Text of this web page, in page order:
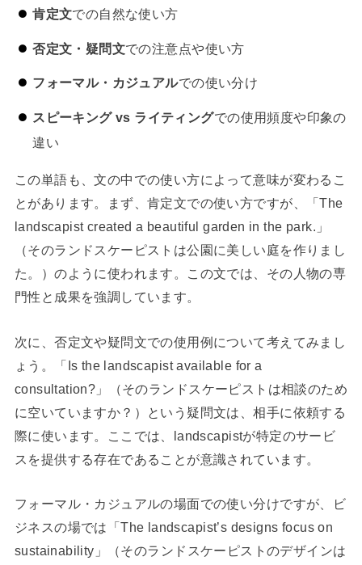
肯定文での自然な使い方
否定文・疑問文での注意点や使い方
フォーマル・カジュアルでの使い分け
スピーキング vs ライティングでの使用頻度や印象の
違い
この単語も、文の中での使い方によって意味が変わるこ
とがあります。まず、肯定文での使い方ですが、「The
landscapist created a beautiful garden in the park.」
（そのランドスケーピストは公園に美しい庭を作りまし
た。）のように使われます。この文では、その人物の専
門性と成果を強調しています。
次に、否定文や疑問文での使用例について考えてみまし
ょう。「Is the landscapist available for a
consultation?」（そのランドスケーピストは相談のため
に空いていますか？）という疑問文は、相手に依頼する
際に使います。ここでは、landscapistが特定のサービ
スを提供する存在であることが意識されています。
フォーマル・カジュアルの場面での使い分けですが、ビ
ジネスの場では「The landscapist’s designs focus on
sustainability」（そのランドスケーピストのデザインは